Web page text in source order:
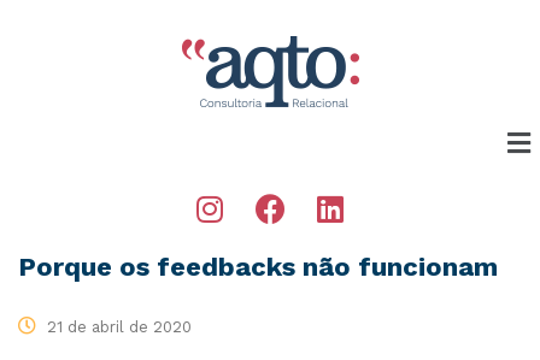
Porque os feedbacks não funcionam
21 de abril de 2020